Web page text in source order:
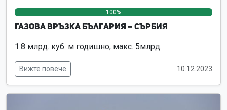
100%
Газова връзка България – Сърбия
1.8 млрд. куб. м годишно, макс. 5млрд.
Вижте повече 10.12.2023